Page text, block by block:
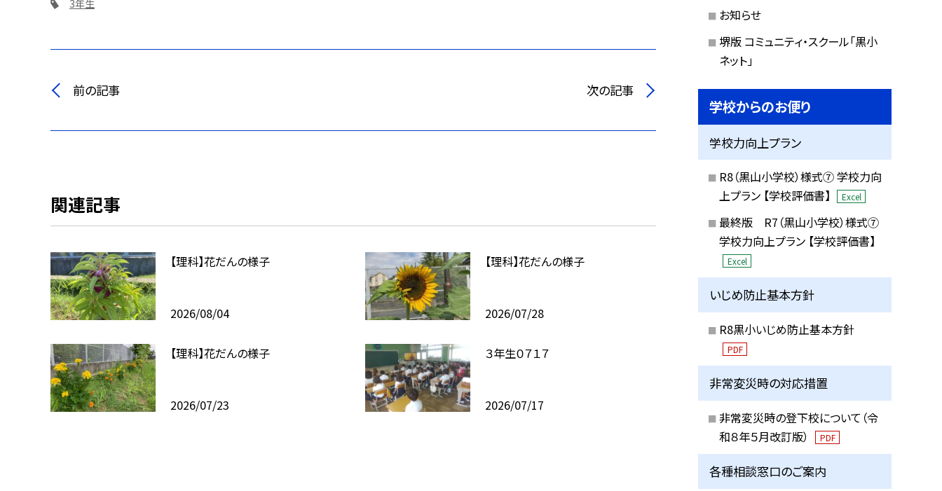
3年生
前の記事 次の記事
関連記事
【理科】花だんの様子
2026/08/04
【理科】花だんの様子
2026/07/28
【理科】花だんの様子
2026/07/23
３年生０７１７
2026/07/17
お知らせ
堺版 コミュニティ・スクール「黒小
ネット」
学校からのお便り
学校力向上プラン
R8（黒山小学校）様式⑦ 学校力向
上プラン 【学校評価書】
Excel
最終版 R7（黒山小学校）様式⑦
学校力向上プラン 【学校評価書】
Excel
いじめ防止基本方針
R8黒小いじめ防止基本方針
PDF
非常変災時の対応措置
非常変災時の登下校について（令
和８年５月改訂版）
PDF
各種相談窓口のご案内